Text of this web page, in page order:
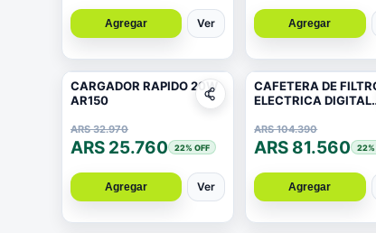
Agregar Ver Agregar
CARGADOR RAPIDO 20W
AR150
ARS 32.970
ARS 25.760 22% OFF
Agregar Ver
CAFETERA DE
ELECTRICA DIGITAL
ARS 104.390
ARS 81.560 22
Agregar